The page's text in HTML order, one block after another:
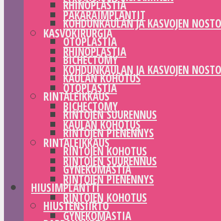
RHINOPLASTIA
KOHDUNKAULAN JA KASVOJEN NOSTO
OTOPLASTIA
BICHECTOMY
KAULAN KOHOTUS
RINTALEIKKAUS
RINTOJEN SUURENNUS
RINTOJEN PIENENNYS
RINTOJEN KOHOTUS
GYNEKOMASTIA
HIUSIMPLANTTI
HIUSTENSIIRTO
PAKARAIMPLANTIT
KASVOKIRURGIA
RHINOPLASTIA
KOHDUNKAULAN JA KASVOJEN NOSTO
OTOPLASTIA
BICHECTOMY
KAULAN KOHOTUS
RINTALEIKKAUS
RINTOJEN SUURENNUS
RINTOJEN PIENENNYS
RINTOJEN KOHOTUS
GYNEKOMASTIA